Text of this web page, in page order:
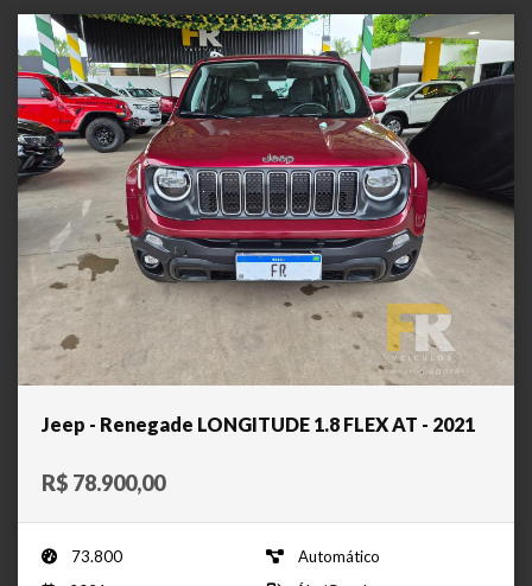
Jeep - Renegade LONGITUDE 1.8 FLEX AT - 2021
R$ 78.900,00
73.800
Automático